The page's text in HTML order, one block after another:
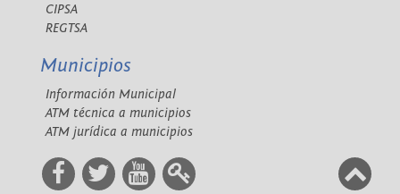
CIPSA
REGTSA
Municipios
Información Municipal
ATM técnica a municipios
ATM jurídica a municipios